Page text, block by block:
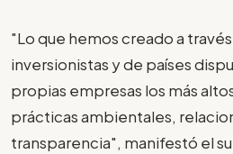
"Lo que hemos creado a
inversionistas y de países
propias empresas los más
prácticas ambientales,
transparencia", manifestó el